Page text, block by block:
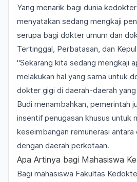
Yang menarik bagi dunia
menyatakan sedang mengkaji
serupa bagi dokter umum dan
Tertinggal, Perbatasan, dan
"Sekarang kita sedang mengkaji
melakukan hal yang sama untuk
dokter gigi di daerah-daerah
Budi menambahkan, pemerintah
insentif penugasan khusus untuk
keseimbangan remunerasi
dengan daerah perkotaan.
Apa Artinya bagi Mahasiswa
Bagi mahasiswa Fakultas